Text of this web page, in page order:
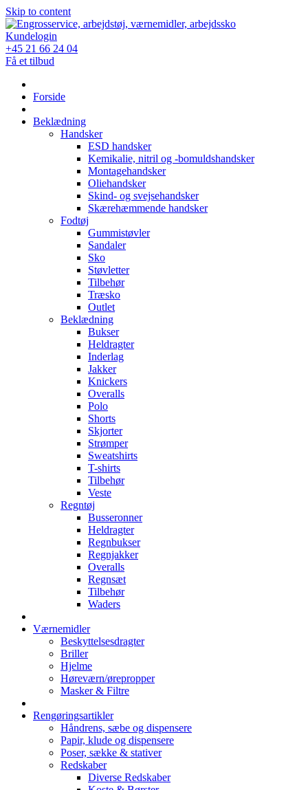
Skip to content
Kundelogin
+45 21 66 24 04
Få et tilbud
Forside
Beklædning
Handsker
ESD handsker
Kemikalie, nitril og -bomuldshandsker
Montagehandsker
Oliehandsker
Skind- og svejsehandsker
Skærehæmmende handsker
Fodtøj
Gummistøvler
Sandaler
Sko
Støvletter
Tilbehør
Træsko
Outlet
Beklædning
Bukser
Heldragter
Inderlag
Jakker
Knickers
Overalls
Polo
Shorts
Skjorter
Strømper
Sweatshirts
T-shirts
Tilbehør
Veste
Regntøj
Busseronner
Heldragter
Regnbukser
Regnjakker
Overalls
Regnsæt
Tilbehør
Waders
Værnemidler
Beskyttelsesdragter
Briller
Hjelme
Høreværn/ørepropper
Masker & Filtre
Rengøringsartikler
Håndrens, sæbe og dispensere
Papir, klude og dispensere
Poser, sække & stativer
Redskaber
Diverse Redskaber